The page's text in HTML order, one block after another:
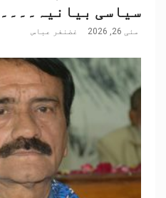
سیاسی
مئی 26, 2026 غضنفر عباس